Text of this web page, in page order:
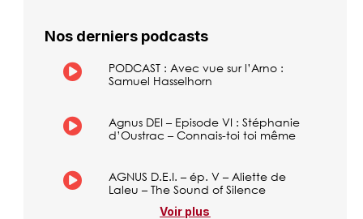
Nos derniers podcasts
PODCAST : Avec vue sur l’Arno :
Samuel Hasselhorn
Agnus DEI – Episode VI : Stéphanie
d’Oustrac – Connais-toi toi même
AGNUS D.E.I. – ép. V – Aliette de
Laleu – The Sound of Silence
Voir plus